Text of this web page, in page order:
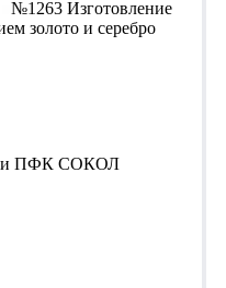
№1263 Изготовление
золото и серебро
ПФК СОКОЛ